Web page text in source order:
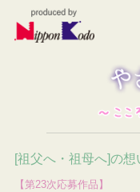
[祖父へ・祖母へ]の
【第23次応募作品】